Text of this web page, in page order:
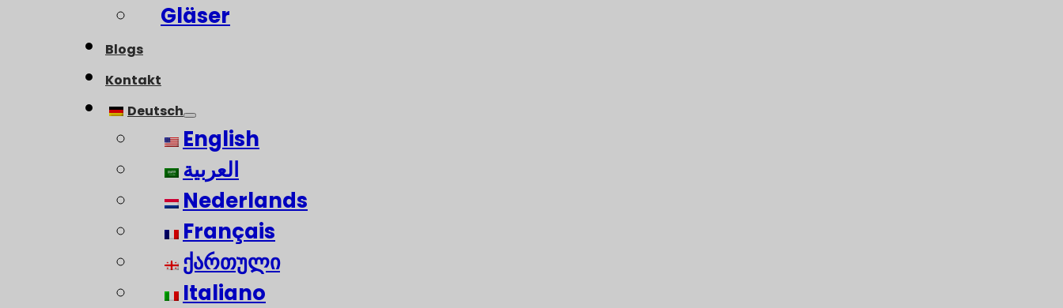
Gläser
Blogs
Kontakt
Deutsch
English
العربية
Nederlands
Français
ქართული
Italiano